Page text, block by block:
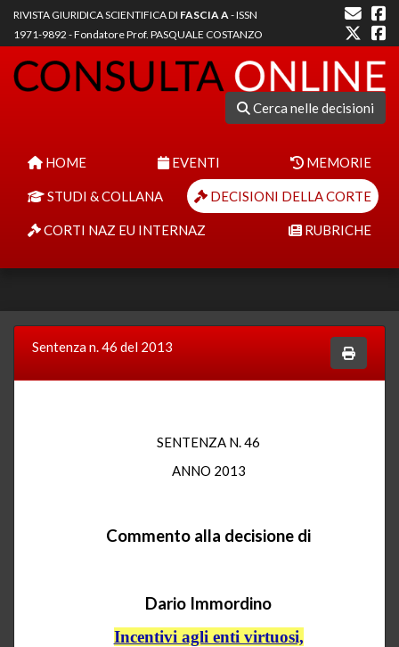
RIVISTA GIURIDICA SCIENTIFICA DI FASCIA A- ISSN
1971-9892 - Fondatore Prof. PASQUALE COSTANZO
Cerca nelle decisioni
HOME EVENTI MEMORIE
STUDI & COLLANA DECISIONI DELLA CORTE
CORTI NAZ EU INTERNAZ RUBRICHE
Sentenza n. 46 del 2013
SENTENZA N. 46
ANNO 2013
Commento alla decisione di
Dario Immordino
Incentivi agli enti virtuosi,